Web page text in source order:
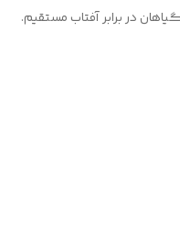
در برابر آفتاب مستقیم.